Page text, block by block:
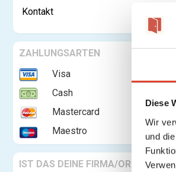
Diese
Wir
und
Kontakt
ZAHLUNGSARTEN
Visa
Cash
Mastercard
Maestro
IST DAS DEINE FIRMA/